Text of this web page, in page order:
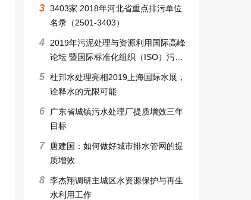
3 3403家 2018年河北省重点排污单位
名录（2501-3403）
4
2019年污泥处理与资源利用国际高峰
论坛 暨国际标准化组织（ISO）污泥
处理和利用标准工作组会议
5 杜邦水处理亮相2019上海国际水展，
诠释水的无限可能
6
广东省城镇污水处理厂提质增效三年
目标
7
唐建国：如何做好城市排水管网的提
质增效
8 李杰翔调研主城区水资源保护与再生
水利用工作